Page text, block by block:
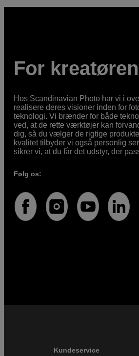
For
Hos Scandinavian Photo har vi i
realisere deres visioner inden for
teknologi. Vi brænder for både
ved, at de rette værktøjer kan
dig, så du vælger de rigtige
kvalitet tilbyder vi også personlig
sikrer vi, at du får det udstyr, der
Følg os:
Kundeservice